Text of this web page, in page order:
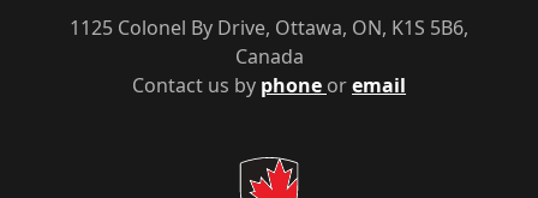
Contact us by phone oremail
1125 Colonel By Drive, Ottawa, ON, K1S 5B6,
Canada